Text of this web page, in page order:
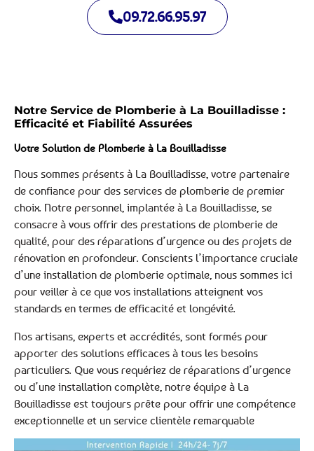
09.72.66.95.97
Notre Service de Plomberie à La Bouilladisse :
Efficacité et Fiabilité Assurées
Votre Solution de Plomberie à La Bouilladisse
Nous sommes présents à La Bouilladisse, votre partenaire
de confiance pour des services de plomberie de premier
choix. Notre personnel, implantée à La Bouilladisse, se
consacre à vous offrir des prestations de plomberie de
qualité, pour des réparations d’urgence ou des projets de
rénovation en profondeur. Conscients l’importance cruciale
d’une installation de plomberie optimale, nous sommes ici
pour veiller à ce que vos installations atteignent vos
standards en termes de efficacité et longévité.
Nos artisans, experts et accrédités, sont formés pour
apporter des solutions efficaces à tous les besoins
particuliers. Que vous requériez de réparations d’urgence
ou d’une installation complète, notre équipe à La
Bouilladisse est toujours prête pour offrir une compétence
exceptionnelle et un service clientèle remarquable